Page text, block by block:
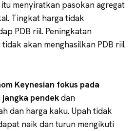
menyiratkan pasokan agregat
Tingkat harga tidak
PDB riil. Peningkatan
akan menghasilkan PDB riil
Keynesian fokus pada
pendekdan
dan harga kaku. Upah tidak
naik dan turun mengikuti